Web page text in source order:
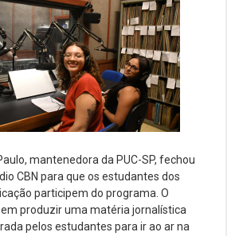
mantenedora da PUC-SP, fechou
CBN para que os estudantes dos
participem do programa. O
produzir uma matéria jornalística
pelos estudantes para ir ao ar na